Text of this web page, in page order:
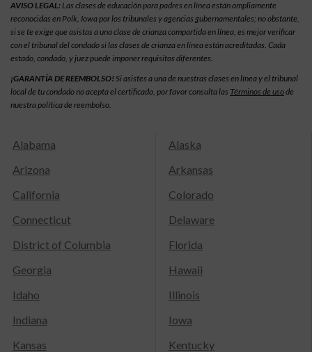
AVISO LEGAL:Las clases de educación para padres en línea están ampliamente
reconocidas en Polk, Iowa por los tribunales y agencias gubernamentales; no obstante,
si se te exige que asistas a una clase de crianza compartida en línea, es mejor verificar
con el tribunal del condado si las clases de crianza en línea están acreditadas. Cada
estado, condado, y juez puede imponer requisitos diferentes.
¡GARANTÍA DE REEMBOLSO! Si asistes a una de nuestras clases en línea y el tribunal
local de tu condado no acepta el certificado, por favor consulta las Términos de usode
nuestra política de reembolso.
Alabama
Alaska
Arizona
Arkansas
California
Colorado
Connecticut
Delaware
District of Columbia
Florida
Georgia
Hawaii
Idaho
Illinois
Indiana
Iowa
Kansas
Kentucky